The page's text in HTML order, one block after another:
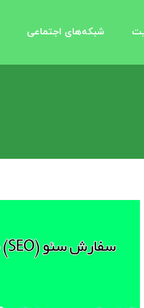
شبکه‌های اجتماعی